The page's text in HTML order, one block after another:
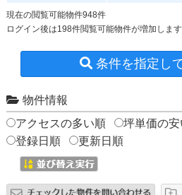
現在の閲覧可能物件948件
ログイン後は198件閲覧可能物件が増加します
条件を指定し
物件情報
アクセスの多い順
坪単価の
登録日順
更新日順